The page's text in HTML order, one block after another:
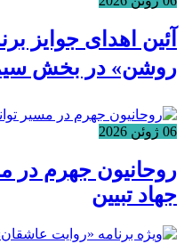
آئین اهدای جوایز
روشن» در بخش
06 ژوئن 2026
روحانیون جهرم در
جهاد تبیین